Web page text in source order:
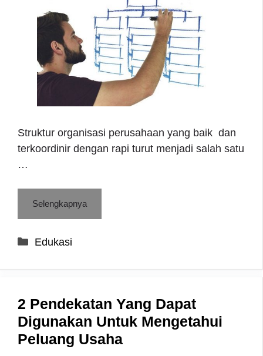
Struktur organisasi perusahaan yang baik dan
terkoordinir dengan rapi turut menjadi salah satu
…
Selengkapnya
Categories
Edukasi
2 Pendekatan Yang Dapat
Digunakan Untuk Mengetahui
Peluang Usaha